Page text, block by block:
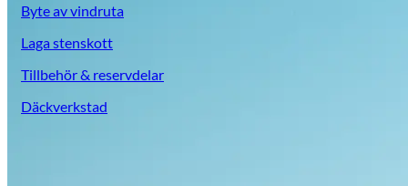
Byte av vindruta
Laga stenskott
Tillbehör & reservdelar
Däckverkstad